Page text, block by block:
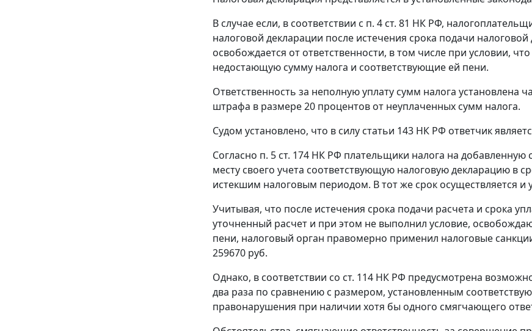
В случае если, в соответствии с п. 4 ст. 81 НК РФ,
налоговой декларации после истечения срока подачи
освобождается от ответственности, в том числе при условии,
недостающую сумму налога и соответствующие ей пени.
Ответственность за неполную уплату сумм налога установлена
штрафа в размере 20 процентов от неуплаченных сумм налога.
Судом установлено, что в силу статьи 143 НК РФ ответчик
Согласно п. 5 ст. 174 НК РФ плательщики налога на добавленную
месту своего учета соответствующую налоговую декларацию в
истекшим налоговым периодом. В тот же срок осуществляется и
Учитывая, что после истечения срока подачи расчета и срока
уточненный расчет и при этом не выполнил условие,
пени, налоговый орган правомерно применил налоговые
259670 руб.
Однако, в соответствии со ст. 114 НК РФ предусмотрена
два раза по сравнению с размером, установленным
правонарушения при наличии хотя бы одного смягчающего